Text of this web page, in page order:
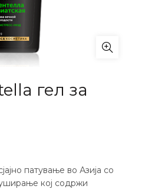
гел за
патување во Азија со
кој содржи